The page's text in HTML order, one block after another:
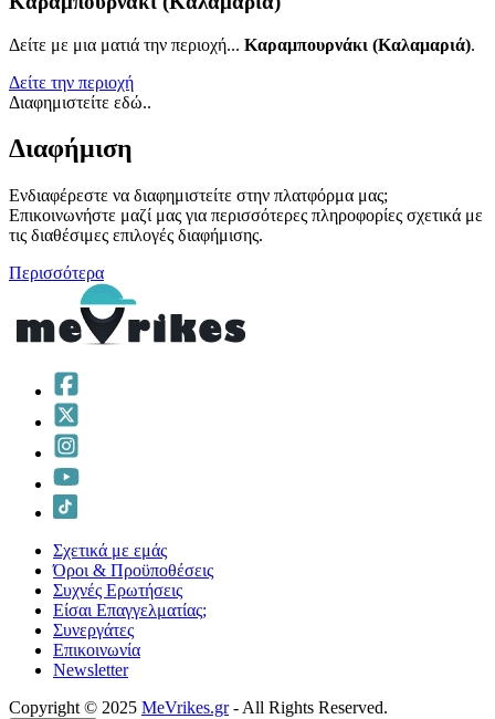
Δείτε με μια ματιά την περιοχή... Καραμπουρνάκι (Καλαμαριά).
Δείτε την περιοχή
Διαφημιστείτε εδώ..
Διαφήμιση
Ενδιαφέρεστε να διαφημιστείτε στην πλατφόρμα μας;
Επικοινωνήστε μαζί μας για περισσότερες πληροφορίες σχετικά με
τις διαθέσιμες επιλογές διαφήμισης.
Περισσότερα
Σχετικά με εμάς
Όροι & Προϋποθέσεις
Συχνές Ερωτήσεις
Είσαι Επαγγελματίας;
Συνεργάτες
Επικοινωνία
Νewsletter
Copyright © 2025 MeVrikes.gr- All Rights Reserved.